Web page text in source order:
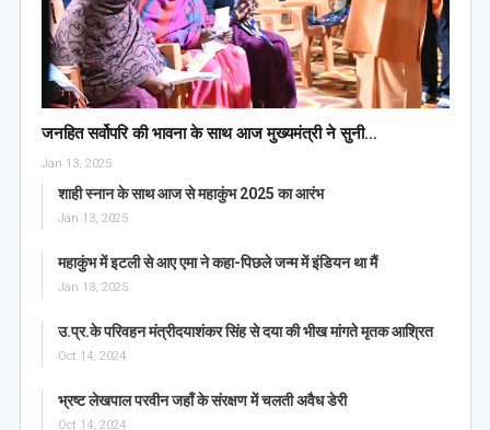
जनहित सर्वोपरि की भावना के साथ आज मुख्यमंत्री ने सुनी…
Jan 13, 2025
शाही स्नान के साथ आज से महाकुंभ 2025 का आरंभ
Jan 13, 2025
महाकुंभ में इटली से आए एमा ने कहा-पिछले जन्म में इंडियन था मैं
Jan 13, 2025
उ.प्र.के परिवहन मंत्रीदयाशंकर सिंह से दया की भीख मांगते मृतक आश्रित
Oct 14, 2024
भ्रष्ट लेखपाल परवीन जहाँ के संरक्षण में चलती अवैध डेरी
Oct 14, 2024